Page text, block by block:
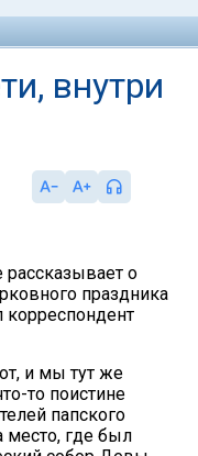
внутри
рассказывает о
праздника
и мы тут же
то поистине
папского
место, где был